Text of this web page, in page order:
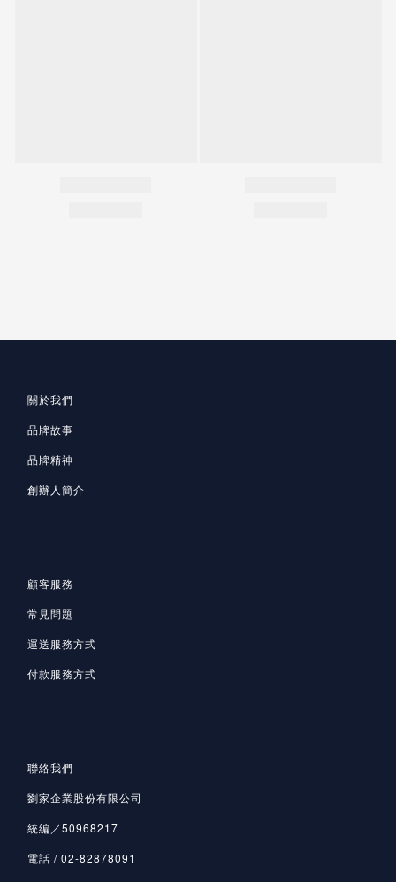
關於我們
品牌故事
品牌精神
創辦人簡介
顧客服務
常見問題
運送服務方式
付款服務方式
聯絡我們
劉家企業股份有限公司
統編／50968217
電話 / 02-82878091